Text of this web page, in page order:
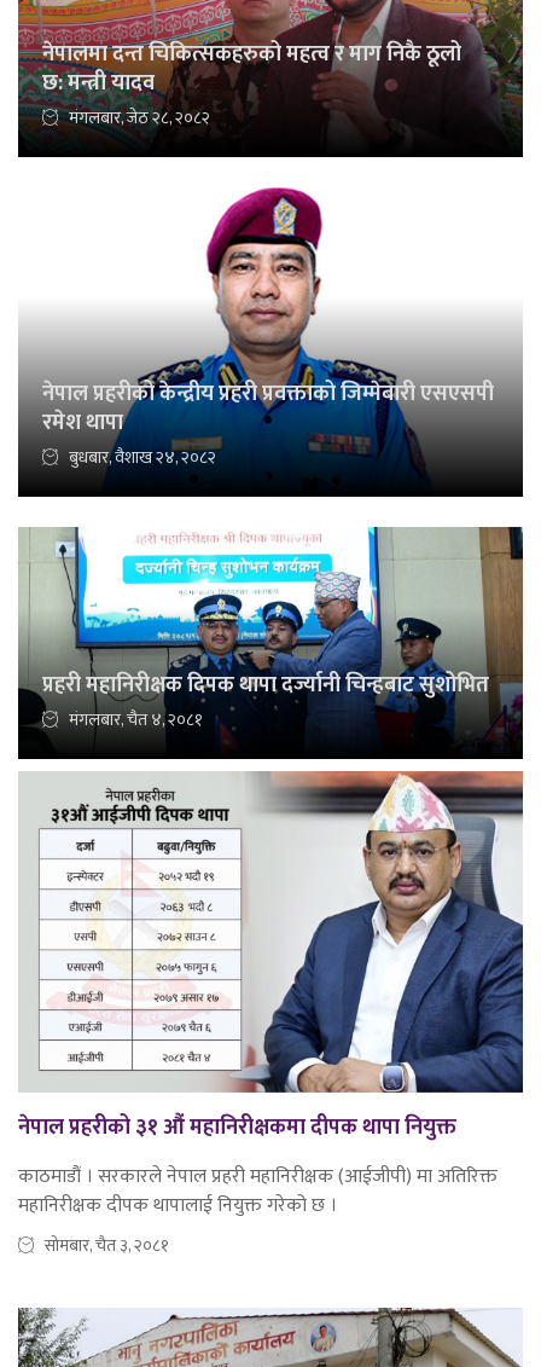
नेपालमा दन्त चिकित्सकहरुको महत्व र माग निकै ठूलो
छ: मन्त्री यादव
मंगलबार, जेठ २८, २०८२
नेपाल प्रहरीको केन्द्रीय प्रहरी प्रवक्ताको जिम्मेबारी एसएसपी
रमेश थापा
बुधबार, वैशाख २४, २०८२
प्रहरी महानिरीक्षक दिपक थापा दर्ज्यानी चिन्हबाट सुशोभित
मंगलबार, चैत ४, २०८१
नेपाल प्रहरीको ३१ औं महानिरीक्षकमा दीपक थापा नियुक्त
काठमाडौं । सरकारले नेपाल प्रहरी महानिरीक्षक (आईजीपी) मा अतिरिक्त
महानिरीक्षक दीपक थापालाई नियुक्त गरेको छ ।
सोमबार, चैत ३, २०८१